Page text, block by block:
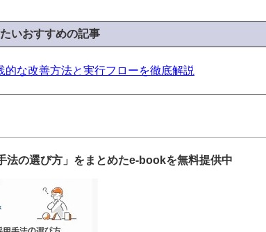
いおすすめの記事
な改善方法と実行フローを徹底解説
法の選び方」をまとめたe-bookを無料提供中